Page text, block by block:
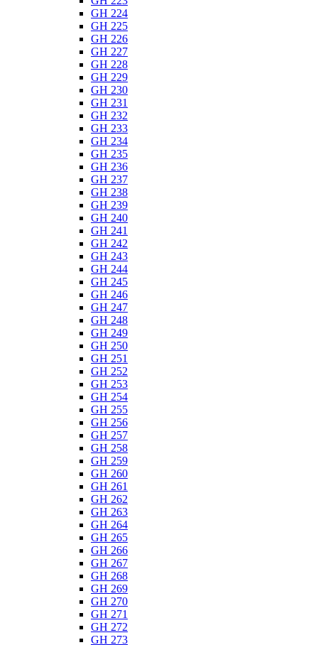
GH 224
GH 225
GH 226
GH 227
GH 228
GH 229
GH 230
GH 231
GH 232
GH 233
GH 234
GH 235
GH 236
GH 237
GH 238
GH 239
GH 240
GH 241
GH 242
GH 243
GH 244
GH 245
GH 246
GH 247
GH 248
GH 249
GH 250
GH 251
GH 252
GH 253
GH 254
GH 255
GH 256
GH 257
GH 258
GH 259
GH 260
GH 261
GH 262
GH 263
GH 264
GH 265
GH 266
GH 267
GH 268
GH 269
GH 270
GH 271
GH 272
GH 273